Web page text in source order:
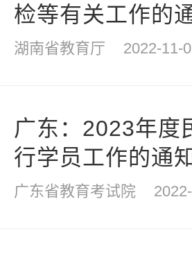
检等有关工作的
湖南省教育厅 2022-11-
广东：2023年度
行学员工作的通知
广东省教育考试院